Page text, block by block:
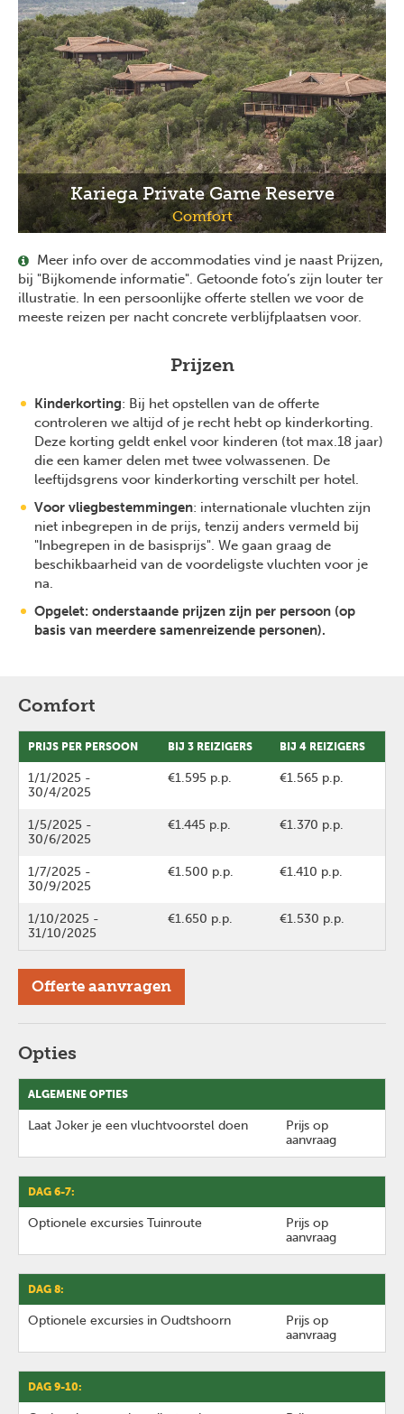
Kariega Private Game Reserve
Comfort
Meer info over de accommodaties vind je naast Prijzen,
bij "Bijkomende informatie". Getoonde foto’s zijn louter ter
illustratie. In een persoonlijke offerte stellen we voor de
meeste reizen per nacht concrete verblijfplaatsen voor.
Prijzen
Kinderkorting: Bij het opstellen van de offerte
controleren we altijd of je recht hebt op kinderkorting.
Deze korting geldt enkel voor kinderen (tot max.18 jaar)
die een kamer delen met twee volwassenen. De
leeftijdsgrens voor kinderkorting verschilt per hotel.
Voor vliegbestemmingen: internationale vluchten zijn
niet inbegrepen in de prijs, tenzij anders vermeld bij
"Inbegrepen in de basisprijs". We gaan graag de
beschikbaarheid van de voordeligste vluchten voor je
na.
Opgelet: onderstaande prijzen zijn per persoon (op
basis van meerdere samenreizende personen).
Comfort
PRIJS PER PERSOON BIJ 3 REIZIGERS BIJ 4 REIZIGERS
1/1/2025 -
30/4/2025
€1.595 p.p. €1.565 p.p.
1/5/2025 -
30/6/2025
€1.445 p.p. €1.370 p.p.
1/7/2025 -
30/9/2025
€1.500 p.p. €1.410 p.p.
1/10/2025 -
31/10/2025
€1.650 p.p. €1.530 p.p.
Offerte aanvragen
Opties
ALGEMENE OPTIES
Laat Joker je een vluchtvoorstel doen
Prijs op
aanvraag
DAG 6-7:
Optionele excursies Tuinroute
Prijs op
aanvraag
DAG 8:
Optionele excursies in Oudtshoorn
Prijs op
aanvraag
DAG 9-10: